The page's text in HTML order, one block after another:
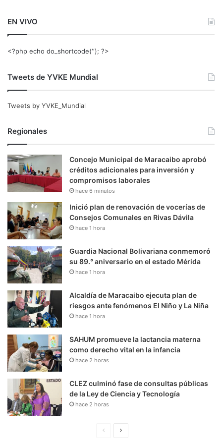
EN VIVO
<?php echo do_shortcode(‘‘); ?>
Tweets de YVKE Mundial
Tweets by YVKE_Mundial
Regionales
Concejo Municipal de Maracaibo aprobó
créditos adicionales para inversión y
compromisos laborales
hace 6 minutos
Inició plan de renovación de vocerías de
Consejos Comunales en Rivas Dávila
hace 1 hora
Guardia Nacional Bolivariana conmemoró
su 89.° aniversario en el estado Mérida
hace 1 hora
Alcaldía de Maracaibo ejecuta plan de
riesgos ante fenómenos El Niño y La Niña
hace 1 hora
SAHUM promueve la lactancia materna
como derecho vital en la infancia
hace 2 horas
CLEZ culminó fase de consultas públicas
de la Ley de Ciencia y Tecnología
hace 2 horas